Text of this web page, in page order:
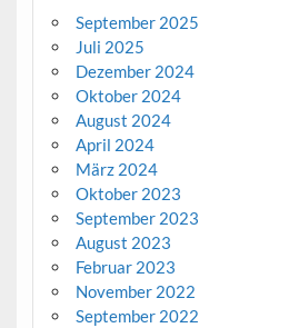
September 2025
Juli 2025
Dezember 2024
Oktober 2024
August 2024
April 2024
März 2024
Oktober 2023
September 2023
August 2023
Februar 2023
November 2022
September 2022